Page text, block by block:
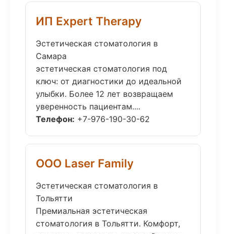
ИП Expert Therapy
Эстетическая стоматология в
Самара
эстетическая стоматология под
ключ: от диагностики до идеальной
улыбки. Более 12 лет возвращаем
уверенность пациентам....
Телефон: +7-976-190-30-62
ООО Laser Family
Эстетическая стоматология в
Тольятти
Премиальная эстетическая
стоматология в Тольятти. Комфорт,